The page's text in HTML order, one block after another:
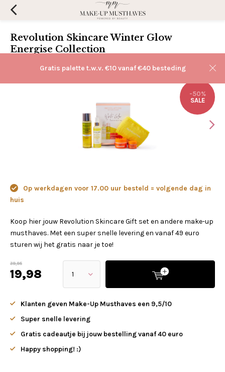
Gratis palette t.w.v. €10 vanaf €40 besteding
Revolution Skincare Winter Glow
Energise Collection
-50%
SALE
Op werkdagen voor 17.00 uur besteld = volgende dag in
huis
Koop hier jouw Revolution Skincare Gift set en andere make-up
musthaves. Met een super snelle levering en vanaf 49 euro
sturen wij het gratis naar je toe!
39,95
19,98
Klanten geven Make-Up Musthaves een 9,5/10
Super snelle levering
Gratis cadeautje bij jouw bestelling vanaf 40 euro
Happy shopping! :)